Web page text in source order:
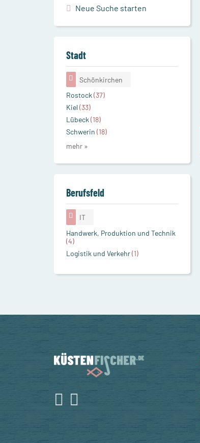
Neue Suche starten
Stadt
Schönkirchen
Rostock(37)
Kiel(33)
Lübeck(18)
Schwerin (18)
mehr »
Berufsfeld
IT
Handwerk, Produktion und Technik
(4)
Logistik und Verkehr(1)